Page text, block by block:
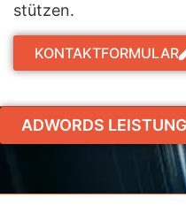
stützen.
KONTAKTFORMULAR
ADWORDS